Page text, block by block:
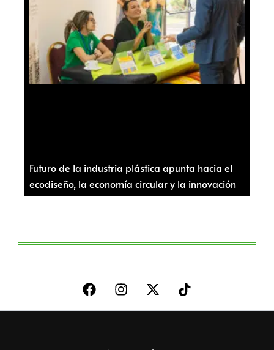
Futuro de la industria plástica apunta hacia el
ecodiseño, la economía circular y la innovación